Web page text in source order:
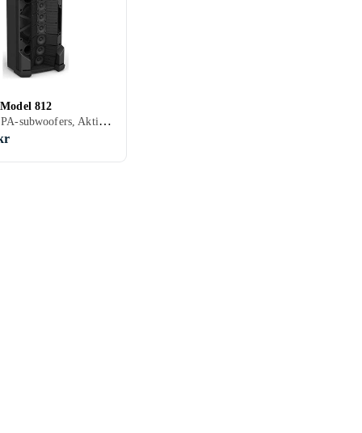
812
1000 W, PA-subwoofers, Aktiva PA-högtalare, Kompletta PA-system